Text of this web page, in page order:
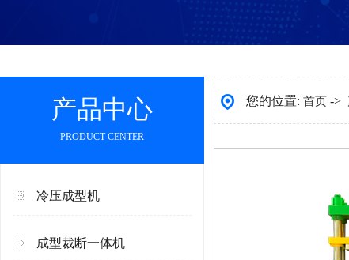
产品中心
PRODUCT CENTER
冷压成型机
成型裁断一体机
您的位置: 首页 ->